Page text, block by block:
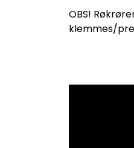
OBS!
klemmes/